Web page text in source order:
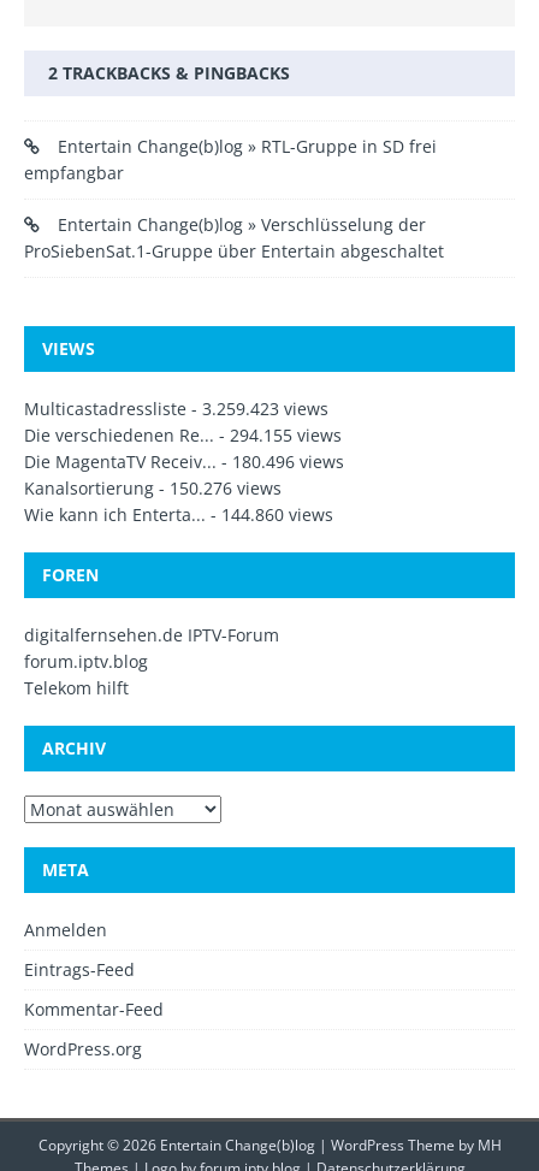
2 TRACKBACKS & PINGBACKS
Entertain Change(b)log » RTL-Gruppe in SD frei
empfangbar
Entertain Change(b)log » Verschlüsselung der
ProSiebenSat.1-Gruppe über Entertain abgeschaltet
VIEWS
Multicastadressliste - 3.259.423 views
Die verschiedenen Re... - 294.155 views
Die MagentaTV Receiv... - 180.496 views
Kanalsortierung - 150.276 views
Wie kann ich Enterta... - 144.860 views
FOREN
digitalfernsehen.de IPTV-Forum
forum.iptv.blog
Telekom hilft
ARCHIV
META
Anmelden
Eintrags-Feed
Kommentar-Feed
WordPress.org
Copyright © 2026 Entertain Change(b)log | WordPress Theme by MH